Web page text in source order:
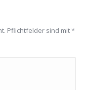
Pflichtfelder sind mit*